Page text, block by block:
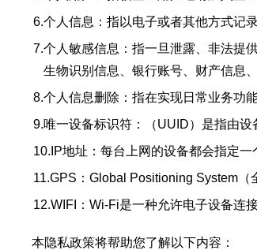
6.个人信息：指以电子或者其他方式记
7.个人敏感信息：指一旦泄露、非法提
生物识别信息、银行账号、财产信息
8.个人信息删除：指在实现日常业务功
9.唯一设备标识符：（UUID）是指由
10. IP地址：每台上网的设备都会指定
11.GPS：Global Positioning System（
12.WIFI：Wi-Fi是一种允许电子设备连
本隐私政策将帮助您了解以下内容：